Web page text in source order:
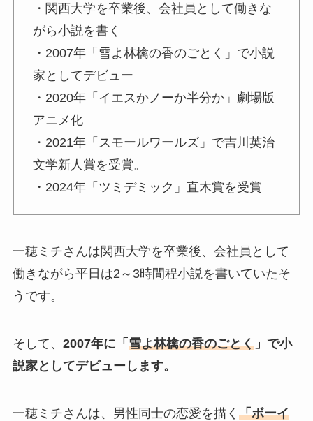
・関西大学を卒業後、会社員として働きな
がら小説を書く
・2007年「雪よ林檎の香のごとく」で小説
家としてデビュー
・2020年「イエスかノーか半分か」劇場版
アニメ化
・2021年「スモールワールズ」で吉川英治
文学新人賞を受賞。
・2024年「ツミデミック」直木賞を受賞
一穂ミチさんは関西大学を卒業後、会社員として
働きながら平日は2～3時間程小説を書いていたそ
うです。
そして、 2007年に「 雪よ林檎の香のごとく」で小
説家としてデビューします。
一穂ミチさんは、男性同士の恋愛を描く 「ボーイ